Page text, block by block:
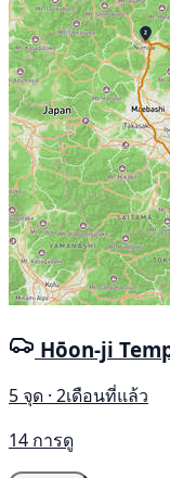
Hōon-ji
5 จุด · 2เดือนที่แล้ว
14 การดู